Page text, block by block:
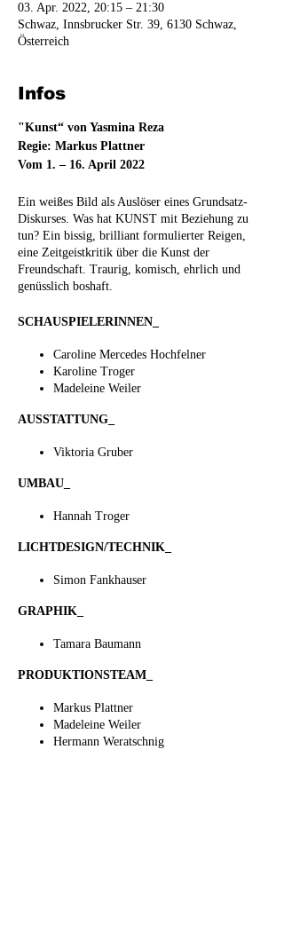
03. Apr. 2022, 20:15 – 21:30
Schwaz, Innsbrucker Str. 39, 6130 Schwaz,
Österreich
Infos
"Kunst“ von Yasmina Reza
Regie: Markus Plattner
Vom 1. – 16. April 2022
Ein weißes Bild als Auslöser eines Grundsatz-
Diskurses. Was hat KUNST mit Beziehung zu
tun? Ein bissig, brilliant formulierter Reigen,
eine Zeitgeistkritik über die Kunst der
Freundschaft. Traurig, komisch, ehrlich und
genüsslich boshaft.
SCHAUSPIELERINNEN_
Caroline Mercedes Hochfelner
Karoline Troger
Madeleine Weiler
AUSSTATTUNG_
Viktoria Gruber
UMBAU_
Hannah Troger
LICHTDESIGN/TECHNIK_
Simon Fankhauser
GRAPHIK_
Tamara Baumann
PRODUKTIONSTEAM_
Markus Plattner
Madeleine Weiler
Hermann Weratschnig